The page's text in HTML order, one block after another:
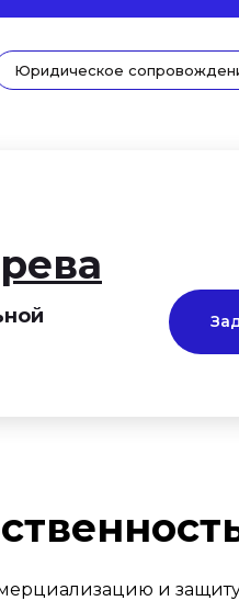
Юридическое
и защиту.